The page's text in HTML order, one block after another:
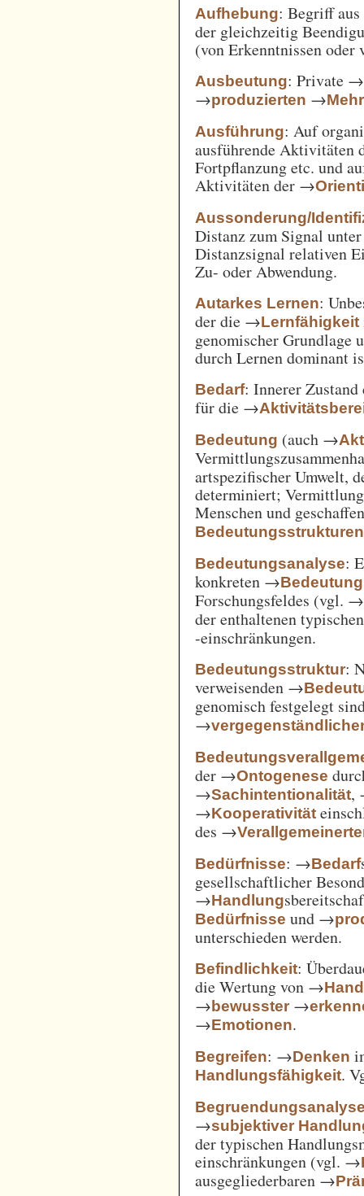
Aufhebung: Begriff
der gleichzeitig
(von Erkenntnissen
Ausbeutung: Private →
→produzierten →
Ausführung: Auf
ausführende Aktivitäten
Fortpflanzung etc. und
Aktivitäten der →
Aussonderung/
Distanz zum Signal
Distanzsignal relativen
Zu- oder Abwendung.
Autarkes Lernen:
der die →Lernfähigkeit
genomischer Grundlage
durch Lernen dominant
Bedarf: Innerer
für die →
Bedeutung (auch →
artspezifischer Umwelt,
determiniert;
Menschen und
Bedeutungsstrukturen
Bedeutungsanalyse:
konkreten →
Forschungsfeldes (vgl. →
der enthaltenen
-einschränkungen.
Bedeutungsstruktur:
verweisenden →
genomisch festgelegt
→
der →Ontogenese
→Sachintentionalität,
→Kooperativität
des →
Bedürfnisse: →Bedarf
gesellschaftlicher
→Handlung
Bedürfnisse und →
unterschieden werden.
Befindlichkeit:
die Wertung von →
→bewusster →
→Emotionen.
Begreifen: →Denken
Handlungsfähigkeit.
→subjektiver
der typischen
einschränkungen (vgl. →
ausgegliederbaren →